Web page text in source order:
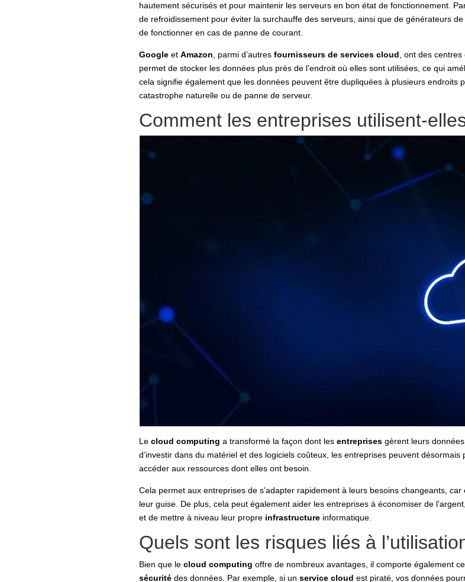
hautement sécurisés et pour maintenir les serveurs en bon état de fonctionnement.
de refroidissement pour éviter la surchauffe des serveurs, ainsi que de générateurs
de fonctionner en cas de panne de courant.
Google etAmazon, parmi d’autresfournisseurs de services cloud, ont des
permet de stocker les données plus près de l’endroit où elles sont utilisées, ce qui
cela signifie également que les données peuvent être dupliquées à plusieurs endroits
catastrophe naturelle ou de panne de serveur.
Comment les entreprises utilisent-
Lecloud computing a transformé la façon dont lesentreprises gèrent leurs
d’investir dans du matériel et des logiciels coûteux, les entreprises peuvent
accéder aux ressources dont elles ont besoin.
Cela permet aux entreprises de s’adapter rapidement à leurs besoins changeants,
leur guise. De plus, cela peut également aider les entreprises à économiser de
et de mettre à niveau leur propre infrastructure informatique.
Quels sont les risques liés à
Bien que lecloud computing offre de nombreux avantages, il comporte également
sécurité des données. Par exemple, si unservice cloud est piraté, vos données